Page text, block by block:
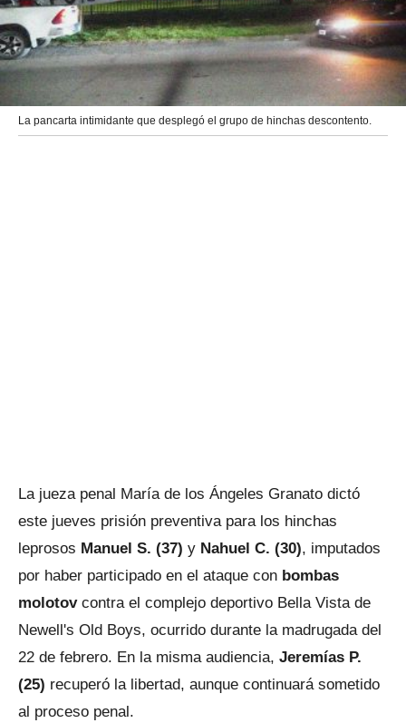
La pancarta intimidante que desplegó el grupo de hinchas descontento.
La jueza penal María de los Ángeles Granato dictó
este jueves prisión preventiva para los hinchas
leprosos Manuel S. (37) y Nahuel C. (30), imputados
por haber participado en el ataque con bombas
molotovcontra el complejo deportivo Bella Vista de
Newell's Old Boys, ocurrido durante la madrugada del
22 de febrero. En la misma audiencia, Jeremías P.
(25) recuperó la libertad, aunque continuará sometido
al proceso penal.